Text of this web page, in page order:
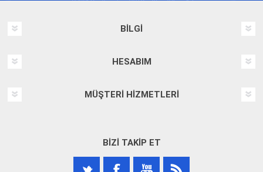
BILGI
HESABIM
MÜŞTERI HIZMETLERI
BIZI TAKIP ET